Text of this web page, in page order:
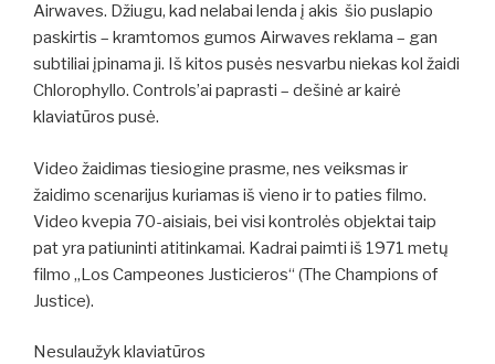
Airwaves. Džiugu, kad nelabai lenda į akis šio puslapio
paskirtis – kramtomos gumos Airwaves reklama – gan
subtiliai įpinama ji. Iš kitos pusės nesvarbu niekas kol žaidi
Chlorophyllo. Controls’ai paprasti – dešinė ar kairė
klaviatūros pusė.
Video žaidimas tiesiogine prasme, nes veiksmas ir
žaidimo scenarijus kuriamas iš vieno ir to paties filmo.
Video kvepia 70-aisiais, bei visi kontrolės objektai taip
pat yra patiuninti atitinkamai. Kadrai paimti iš 1971 metų
filmo „Los Campeones Justicieros“ (The Champions of
Justice).
Nesulaužyk klaviatūros